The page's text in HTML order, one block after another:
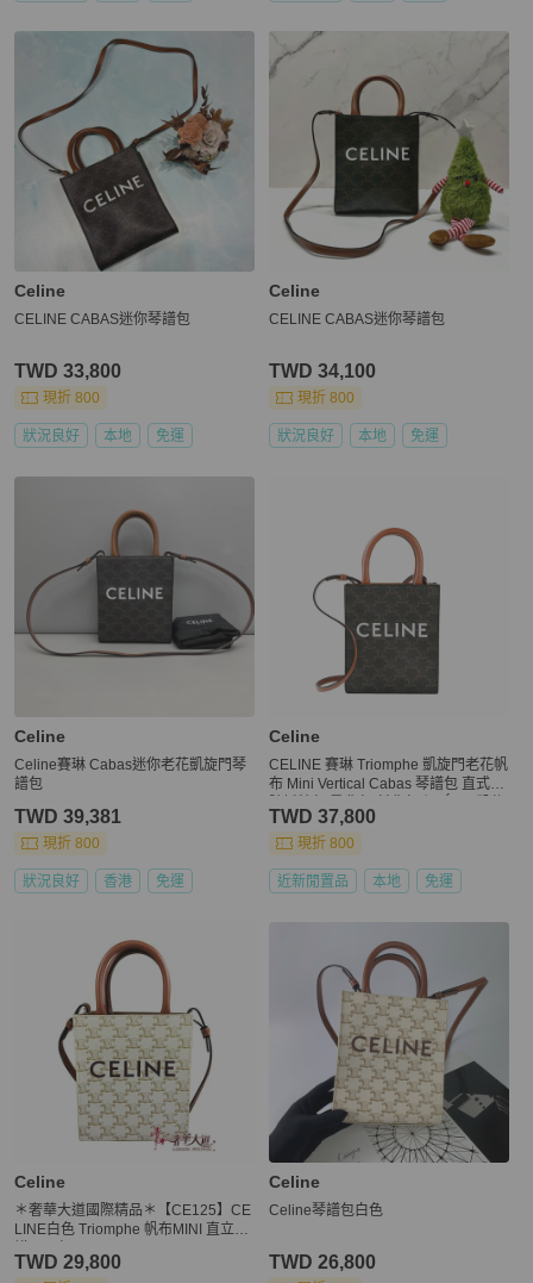
Celine
CELINE CABAS迷你琴譜包
TWD 33,800
現折 800
狀況良好 本地 免運
Celine
CELINE CABAS迷你琴譜包
TWD 34,100
現折 800
狀況良好 本地 免運
Celine
Celine賽琳 Cabas迷你老花凱旋門琴
譜包
TWD 39,381
現折 800
狀況良好 香港 免運
Celine
CELINE 賽琳 Triomphe 凱旋門老花帆
布 Mini Vertical Cabas 琴譜包 直式小
精品
TWD 37,800
現折 800
近新閒置品 本地 免運
Celine
＊奢華大道國際精品＊【CE125】CE
LINE白色 Triomphe 帆布MINI 直立琴
TWD 29,800
Celine
Celine琴譜包白色
TWD 26,800